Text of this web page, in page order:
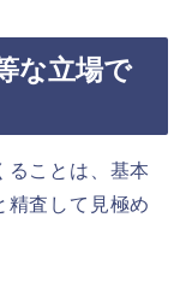
な立場で
ることは、基本
精査して見極め